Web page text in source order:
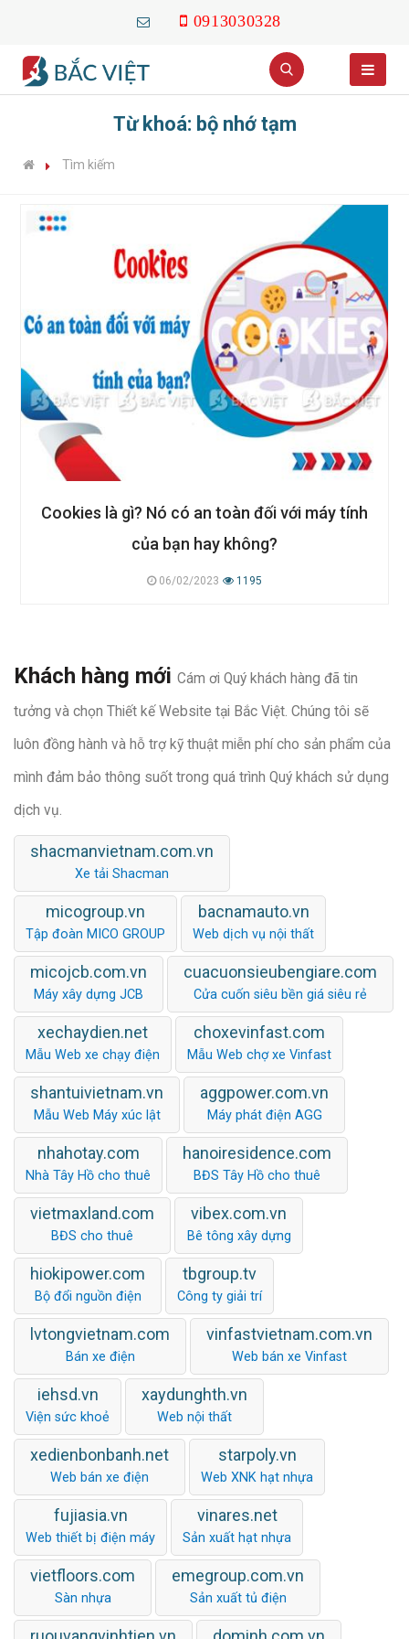
0913030328
Từ khoá: bộ nhớ tạm
Tìm kiếm
Cookies là gì? Nó có an toàn đối với máy tính
của bạn hay không?
06/02/2023 1195
Khách hàng mới Cám ơi Quý khách hàng đã tin
tưởng và chọn Thiết kế Website tại Bắc Việt. Chúng tôi sẽ
luôn đồng hành và hỗ trợ kỹ thuật miễn phí cho sản phẩm của
mình đảm bảo thông suốt trong quá trình Quý khách sử dụng
dịch vụ.
shacmanvietnam.com.vn
Xe tải Shacman
micogroup.vn
Tập đoàn MICO GROUP
bacnamauto.vn
Web dịch vụ nội thất
micojcb.com.vn
Máy xây dựng JCB
cuacuonsieubengiare.com
Cửa cuốn siêu bền giá siêu rẻ
xechaydien.net
Mẫu Web xe chạy điện
choxevinfast.com
Mẫu Web chợ xe Vinfast
shantuivietnam.vn
Mẫu Web Máy xúc lật
aggpower.com.vn
Máy phát điện AGG
nhahotay.com
Nhà Tây Hồ cho thuê
hanoiresidence.com
BĐS Tây Hồ cho thuê
vietmaxland.com
BĐS cho thuê
vibex.com.vn
Bê tông xây dựng
hiokipower.com
Bộ đổi nguồn điện
tbgroup.tv
Công ty giải trí
lvtongvietnam.com
Bán xe điện
vinfastvietnam.com.vn
Web bán xe Vinfast
iehsd.vn
Viện sức khoẻ
xaydunghth.vn
Web nội thất
xedienbonbanh.net
Web bán xe điện
starpoly.vn
Web XNK hạt nhựa
fujiasia.vn
Web thiết bị điện máy
vinares.net
Sản xuất hạt nhựa
vietfloors.com
Sàn nhựa
emegroup.com.vn
Sản xuất tủ điện